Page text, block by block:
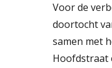
Voor de
doortocht
samen met
Hoofdstraat